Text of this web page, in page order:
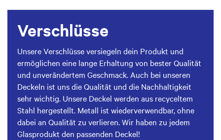
Verschlüsse
Unsere Verschlüsse versiegeln dein Produkt und
ermöglichen eine lange Erhaltung von bester Qualität
und unverändertem Geschmack. Auch bei unseren
Deckeln ist uns die Qualität und die Nachhaltigkeit
sehr wichtig. Unsere Deckel werden aus recyceltem
Stahl hergestellt. Metall ist wiederverwendbar, ohne
dabei an Qualität zu verlieren. Wir haben zu jedem
Glasprodukt den passenden Deckel!